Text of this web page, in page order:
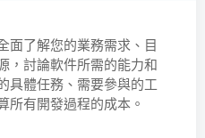
面了解您的業務需求、目
，討論軟件所需的能力和
具體任務、需要參與的工
所有開發過程的成本。